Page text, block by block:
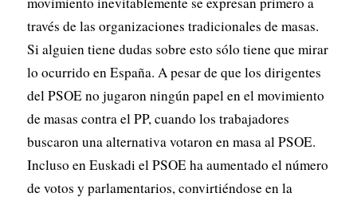
través de las organizaciones tradicionales de masas.
Si alguien tiene dudas sobre esto sólo tiene que mirar
lo ocurrido en España. A pesar de que los dirigentes
del PSOE no jugaron ningún papel en el movimiento
de masas contra el PP, cuando los trabajadores
buscaron una alternativa votaron en masa al PSOE.
Incluso en Euskadi el PSOE ha aumentado el número
de votos y parlamentarios, convirtiéndose en la